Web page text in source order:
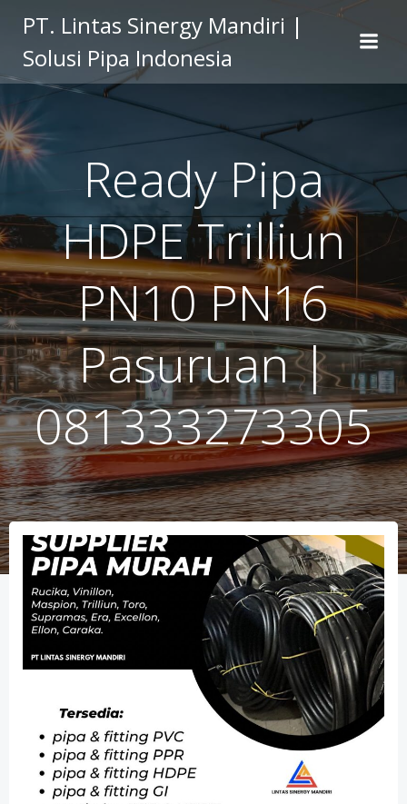
to
content
PT. Lintas Sinergy Mandiri |
Solusi Pipa Indonesia
Ready Pipa
HDPE Trilliun
PN10 PN16
Pasuruan |
081333273305